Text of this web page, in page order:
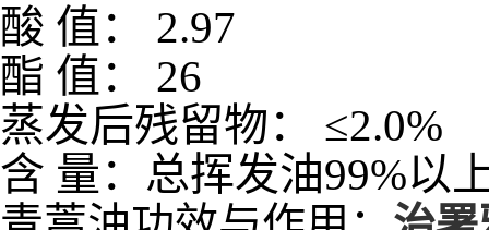
酸 值：
2.97
酯 值：
26
蒸发后残留物：
≤2.0%
含 量： 总挥发油99%以